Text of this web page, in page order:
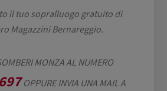
il tuo sopralluogo gratuito di
Magazzini Bernareggio.
MONZA AL NUMERO
OPPURE INVIA UNA MAIL A